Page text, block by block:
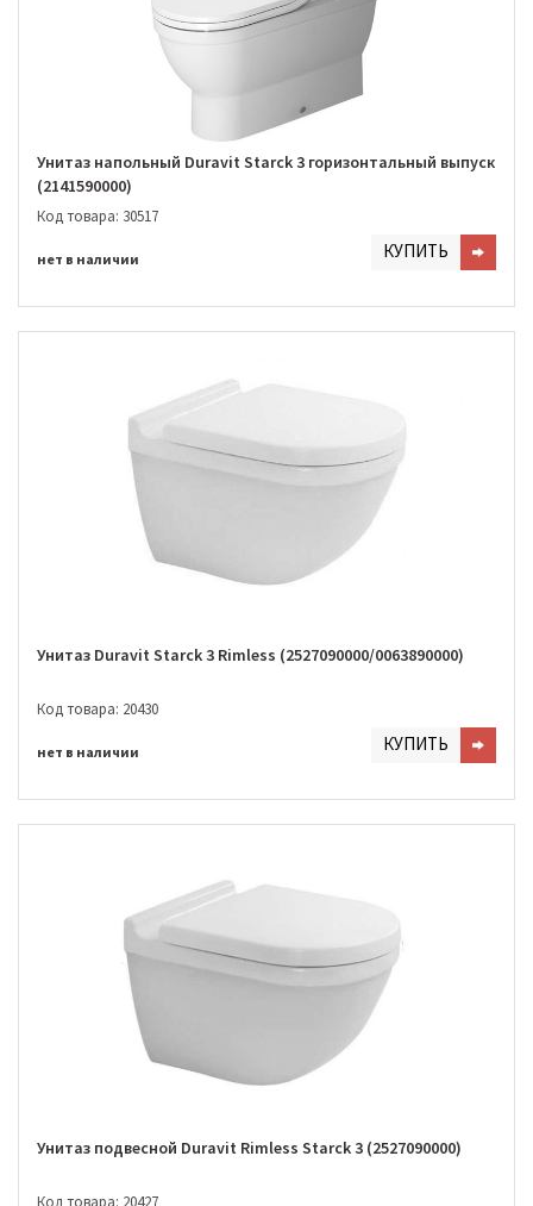
Унитаз напольный Duravit Starсk 3 горизонтальный выпуск
(2141590000)
Код товара: 30517
нет в наличии КУПИТЬ
Унитаз Duravit Starck 3 Rimless (2527090000/0063890000)
Код товара: 20430
нет в наличии КУПИТЬ
Унитаз подвесной Duravit Rimless Starck 3 (2527090000)
Код товара: 20427